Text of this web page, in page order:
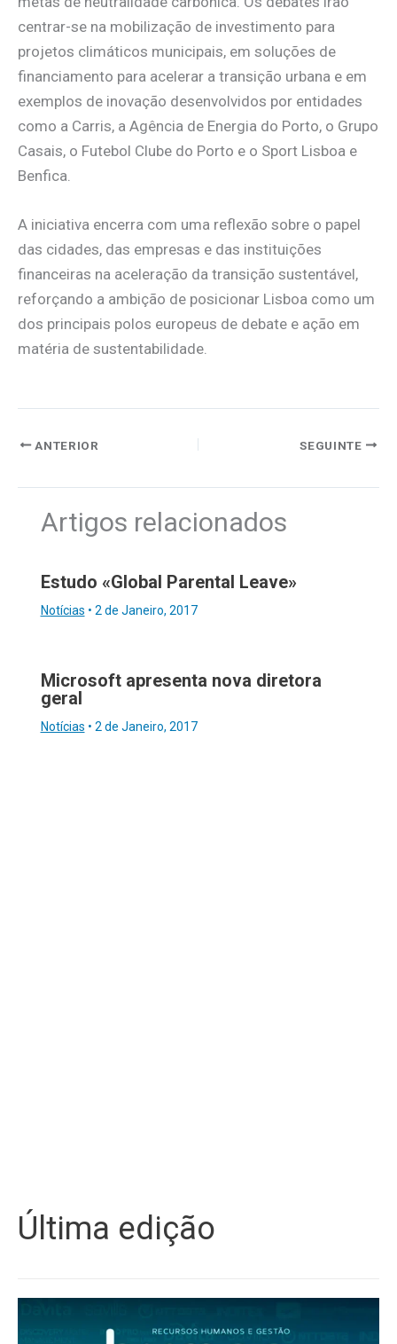
centrar-se na mobilização de investimento para
projetos climáticos municipais, em soluções de
financiamento para acelerar a transição urbana e em
exemplos de inovação desenvolvidos por entidades
como a Carris, a Agência de Energia do Porto, o Grupo
Casais, o Futebol Clube do Porto e o Sport Lisboa e
Benfica.
A iniciativa encerra com uma reflexão sobre o papel
das cidades, das empresas e das instituições
financeiras na aceleração da transição sustentável,
reforçando a ambição de posicionar Lisboa como um
dos principais polos europeus de debate e ação em
matéria de sustentabilidade.
ANTERIOR SEGUINTE
Artigos relacionados
Estudo «Global Parental Leave»
Notícias • 2 de Janeiro, 2017
Microsoft apresenta nova diretora
geral
Notícias • 2 de Janeiro, 2017
Última edição